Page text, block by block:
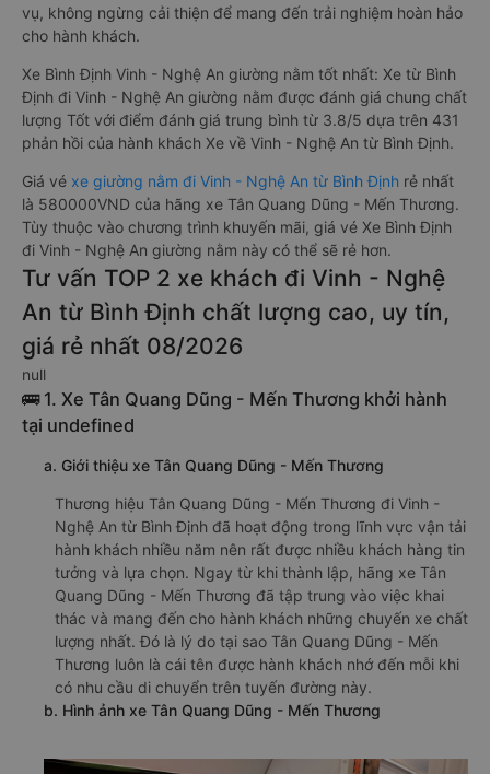
vụ, không ngừng cải thiện để mang đến trải nghiệm hoàn hảo
cho hành khách.
Xe Bình Định Vinh - Nghệ An giường nằm tốt nhất: Xe từ Bình
Định đi Vinh - Nghệ An giường nằm được đánh giá chung chất
lượng Tốt với điểm đánh giá trung bình từ 3.8/5 dựa trên 431
phản hồi của hành khách Xe về Vinh - Nghệ An từ Bình Định.
Giá vé xe giường nằm đi Vinh - Nghệ An từ Bình Định rẻ nhất
là 580000VND của hãng xe Tân Quang Dũng - Mến Thương.
Tùy thuộc vào chương trình khuyến mãi, giá vé Xe Bình Định
đi Vinh - Nghệ An giường nằm này có thể sẽ rẻ hơn.
Tư vấn TOP 2 xe khách đi Vinh - Nghệ
An từ Bình Định chất lượng cao, uy tín,
giá rẻ nhất 08/2026
null
🚌 1. Xe Tân Quang Dũng - Mến Thương khởi hành
tại undefined
a. Giới thiệu xe Tân Quang Dũng - Mến Thương
Thương hiệu Tân Quang Dũng - Mến Thương đi Vinh -
Nghệ An từ Bình Định đã hoạt động trong lĩnh vực vận tải
hành khách nhiều năm nên rất được nhiều khách hàng tin
tưởng và lựa chọn. Ngay từ khi thành lập, hãng xe Tân
Quang Dũng - Mến Thương đã tập trung vào việc khai
thác và mang đến cho hành khách những chuyến xe chất
lượng nhất. Đó là lý do tại sao Tân Quang Dũng - Mến
Thương luôn là cái tên được hành khách nhớ đến mỗi khi
có nhu cầu di chuyển trên tuyến đường này.
b. Hình ảnh xe Tân Quang Dũng - Mến Thương